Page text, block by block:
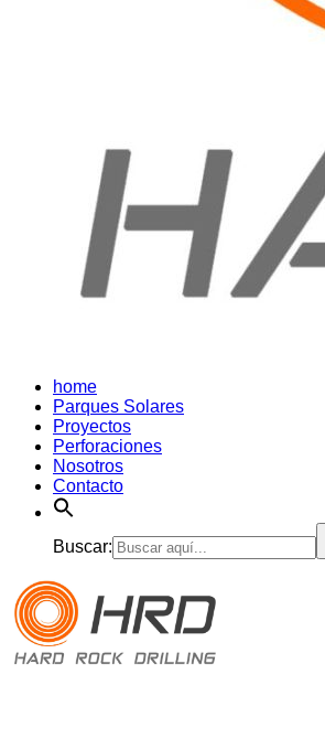
home
Parques Solares
Proyectos
Perforaciones
Nosotros
Contacto
Buscar: